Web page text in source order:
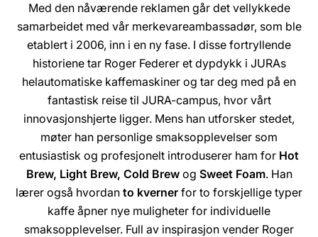
Med den nåværende reklamen går det vellykkede
samarbeidet med vår merkevareambassadør, som ble
etablert i 2006, inn i en ny fase. I disse fortryllende
historiene tar Roger Federer et dypdykk i JURAs
helautomatiske kaffemaskiner og tar deg med på en
fantastisk reise til JURA-campus, hvor vårt
innovasjonshjerte ligger. Mens han utforsker stedet,
møter han personlige smaksopplevelser som
entusiastisk og profesjonelt introduserer ham for Hot
Brew, Light Brew, Cold Brewog Sweet Foam. Han
lærer også hvordan to kverner for to forskjellige typer
kaffe åpner nye muligheter for individuelle
smaksopplevelser. Full av inspirasjon vender Roger